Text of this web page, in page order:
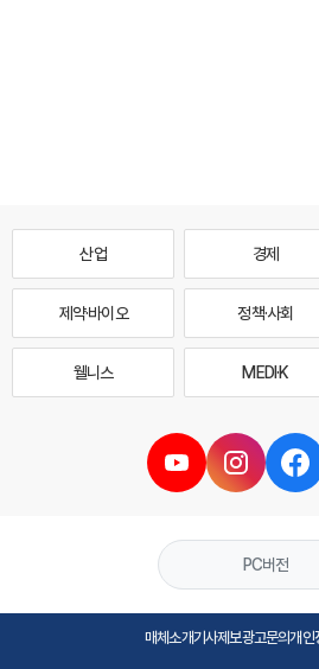
산업 경제
제약·바이오 정책·사회
웰니스 MEDI·K
PC버전
매체소개기사제보광고문의개인